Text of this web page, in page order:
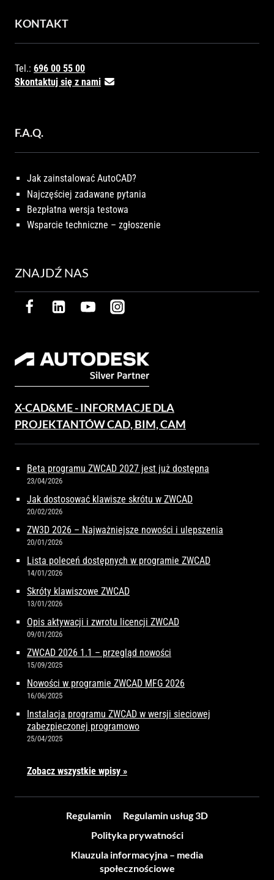
KONTAKT
Tel.: 696 00 55 00
Skontaktuj się z nami
F.A.Q.
Jak zainstalować AutoCAD?
Najczęściej zadawane pytania
Bezpłatna wersja testowa
Wsparcie techniczne – zgłoszenie
ZNAJDŹ NAS
X-CAD&ME - INFORMACJE DLA
PROJEKTANTÓW CAD, BIM, CAM
Beta programu ZWCAD 2027 jest już dostępna
23/04/2026
Jak dostosować klawisze skrótu w ZWCAD
20/02/2026
ZW3D 2026 – Najważniejsze nowości i ulepszenia
20/01/2026
Lista poleceń dostępnych w programie ZWCAD
14/01/2026
Skróty klawiszowe ZWCAD
13/01/2026
Opis aktywacji i zwrotu licencji ZWCAD
09/01/2026
ZWCAD 2026 1.1 – przegląd nowości
15/09/2025
Nowości w programie ZWCAD MFG 2026
16/06/2025
Instalacja programu ZWCAD w wersji sieciowej
zabezpieczonej programowo
25/04/2025
Zobacz wszystkie wpisy »
Regulamin
Regulamin usług 3D
Polityka prywatności
Klauzula informacyjna – media
społecznościowe